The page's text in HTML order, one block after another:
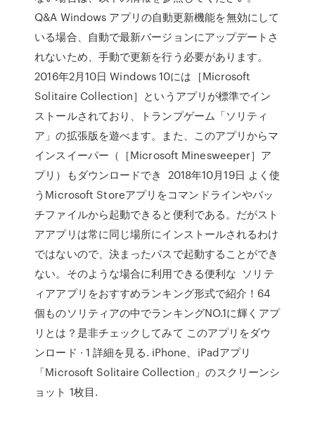
Q&A Windows アプリの自動更新機能を無効にして
いる場合、自動で最新バージョンにアップデートさ
れないため、手動で更新を行う必要があります。
2016年2月10日 Windows 10には［Microsoft
Solitaire Collection］というアプリが標準でイン
ストールされており、トランプゲーム「ソリティ
ア」の拡張版を遊べます。また、このアプリからマ
インスイーパー（［Microsoft Minesweeper］ア
プリ）もダウンロードでき 2018年10月19日 よく使
うMicrosoft Storeアプリをコマンドラインやバッ
チファイルから起動できると便利である。だがスト
アアプリは常に同じ場所にインストールされるわけ
ではないので、決まったパスで起動することができ
ない。そのような場合に利用できる便利な ソリテ
ィアアプリをおすすめランキング形式で紹介！64
個ものソリティアの中でランキングNO.1に輝くアプ
リとは？是非チェックしてみて このアプリをダウ
ンロード · 1 詳細を見る. iPhone、iPadアプリ
「Microsoft Solitaire Collection」のスクリーンシ
ョット 1枚目.